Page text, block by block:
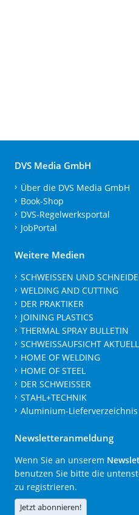
DVS Media GmbH
Über die DVS Media GmbH
Book-Shop
DVS-Regelwerksportal
JobPortal
Weitere Medien
SCHWEISSEN UND
WELDING AND CUTTING
DER PRAKTIKER
JOINING PLASTICS
THERMAL SPRAY BULLETIN
SCHWEISSAUFSICHT AKTUELL
HOME OF WELDING
HOME OF STEEL
DER SCHWEISSER
STAHL+TECHNIK
Aluminium-Lieferverzeichnis
Newsletteranmeldung
Wenn Sie an unserem
benutzen Sie bitte die
zu registrieren.
Jetzt abonnieren!